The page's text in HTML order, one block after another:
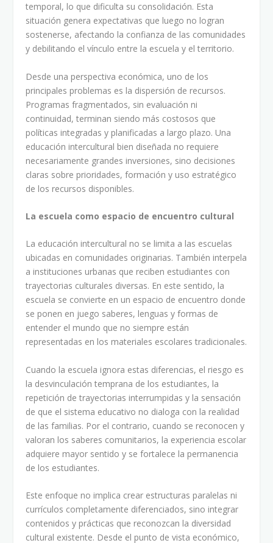
temporal, lo que dificulta su consolidación. Esta
situación genera expectativas que luego no logran
sostenerse, afectando la confianza de las comunidades
y debilitando el vínculo entre la escuela y el territorio.
Desde una perspectiva económica, uno de los
principales problemas es la dispersión de recursos.
Programas fragmentados, sin evaluación ni
continuidad, terminan siendo más costosos que
políticas integradas y planificadas a largo plazo. Una
educación intercultural bien diseñada no requiere
necesariamente grandes inversiones, sino decisiones
claras sobre prioridades, formación y uso estratégico
de los recursos disponibles.
La escuela como espacio de encuentro cultural
La educación intercultural no se limita a las escuelas
ubicadas en comunidades originarias. También interpela
a instituciones urbanas que reciben estudiantes con
trayectorias culturales diversas. En este sentido, la
escuela se convierte en un espacio de encuentro donde
se ponen en juego saberes, lenguas y formas de
entender el mundo que no siempre están
representadas en los materiales escolares tradicionales.
Cuando la escuela ignora estas diferencias, el riesgo es
la desvinculación temprana de los estudiantes, la
repetición de trayectorias interrumpidas y la sensación
de que el sistema educativo no dialoga con la realidad
de las familias. Por el contrario, cuando se reconocen y
valoran los saberes comunitarios, la experiencia escolar
adquiere mayor sentido y se fortalece la permanencia
de los estudiantes.
Este enfoque no implica crear estructuras paralelas ni
currículos completamente diferenciados, sino integrar
contenidos y prácticas que reconozcan la diversidad
cultural existente. Desde el punto de vista económico,